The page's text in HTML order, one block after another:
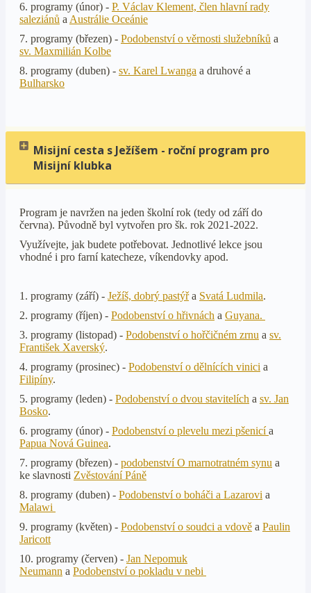
6. programy (únor) - P. Václav Klement, člen hlavní rady
saleziánů a Austrálie Oceánie
7. programy (březen) - Podobenství o věrnosti služebníků a
sv. Maxmilián Kolbe
8. programy (duben) - sv. Karel Lwanga a druhové a
Bulharsko
Misijní cesta s Ježíšem - roční program pro
Misijní klubka
Program je navržen na jeden školní rok (tedy od září do
června). Původně byl vytvořen pro šk. rok 2021-2022.
Využívejte, jak budete potřebovat. Jednotlivé lekce jsou
vhodné i pro farní katecheze, víkendovky apod.
1. programy (září) - Ježíš, dobrý pastýřa Svatá Ludmila.
2. programy (říjen) - Podobenství o hřivnách a Guyana.
3. programy (listopad) - Podobenství o hořčičném zrnu a sv.
František Xaverský.
4. programy (prosinec) - Podobenství o dělnících vinici a
Filipíny.
5. programy (leden) - Podobenství o dvou stavitelích a sv. Jan
Bosko.
6. programy (únor) - Podobenství o plevelu mezi pšenicía
Papua Nová Guinea.
7. programy (březen) - podobenství O marnotratném synu a
ke slavnosti Zvěstování Páně
8. programy (duben) - Podobenství o boháči a Lazarovi a
Malawi
9. programy (květen) - Podobenství o soudci a vdově a Paulin
Jaricott
10. programy (červen) - Jan Nepomuk
Neumann a Podobenství o pokladu v nebi